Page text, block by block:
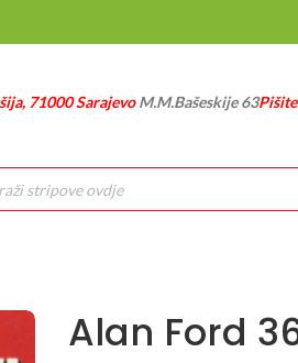
71000 SarajevoM.M.Bašeskije 63
Alan Ford